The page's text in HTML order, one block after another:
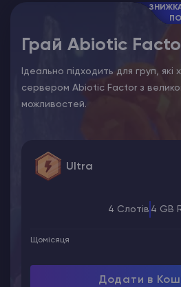
Грай Abiotic
Ідеально підходить для груп, які
сервером Abiotic Factor з
можливостей.
Ultra
4 Слотів 4 GB
Щомісяця
Додати в